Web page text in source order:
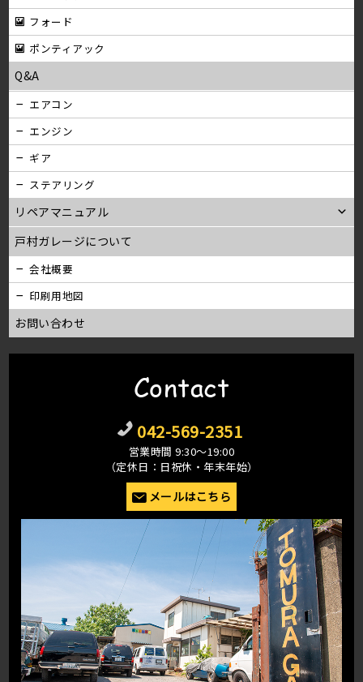
フォード
ポンティアック
Q&A
エアコン
エンジン
ギア
ステアリング
リペアマニュアル
戸村ガレージについて
会社概要
印刷用地図
お問い合わせ
Contact
042-569-2351
営業時間 9:30〜19:00
（定休日：日祝休・年末年始）
メールはこちら